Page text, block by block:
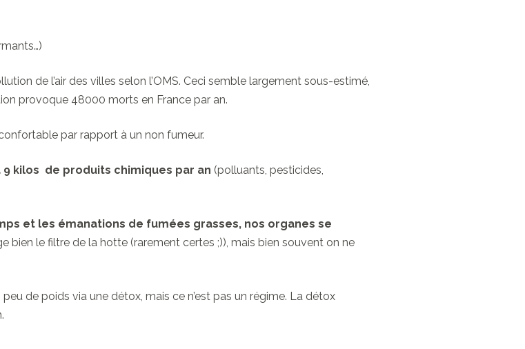
de l’air des villes selon l’OMS. Ceci semble largement sous-estimé,
provoque 48000 morts en France par an.
par rapport à un non fumeur.
kilos de produits chimiques par an (polluants, pesticides,
et les émanations de fumées grasses, nos organes se
bien le filtre de la hotte (rarement certes ;)), mais bien souvent on ne
peu de poids via une détox, mais ce n’est pas un régime. La détox